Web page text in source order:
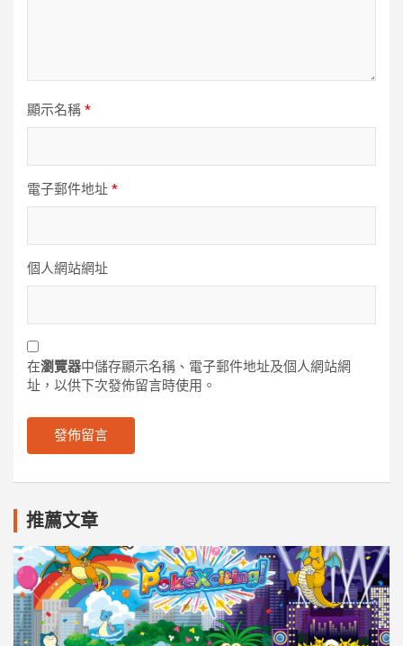
顯示名稱 *
電子郵件地址 *
個人網站網址
在瀏覽器中儲存顯示名稱、電子郵件地址及個人網站網
址，以供下次發佈留言時使用。
推薦文章